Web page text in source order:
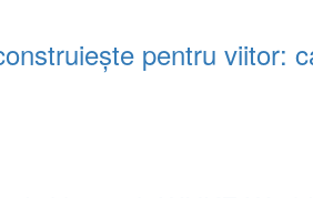
pentru viitor: